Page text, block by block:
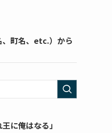
、町名、etc.）から
に俺はなる」